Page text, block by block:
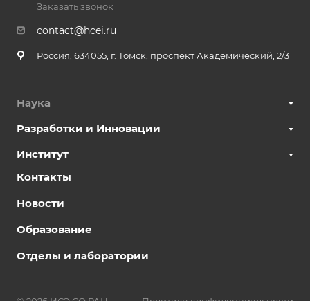
Заказать звонок
contact@hcei.ru
Россия, 634055, г. Томск, проспект Академический, 2/3
Наука
Разработки и Инновации
Институт
Контакты
Новости
Образование
Отделы и лаборатории